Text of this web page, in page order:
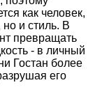
как человек,
но и стиль. В
превращать
- в личный
Гостан более
его